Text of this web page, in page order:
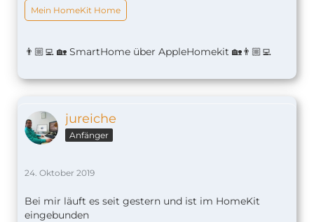
Mein HomeKit Home
👨🏼‍💻 🏡 SmartHome über AppleHomekit 🏡👨🏼‍💻
jureiche
Anfänger
24. Oktober 2019
Bei mir läuft es seit gestern und ist im HomeKit
eingebunden